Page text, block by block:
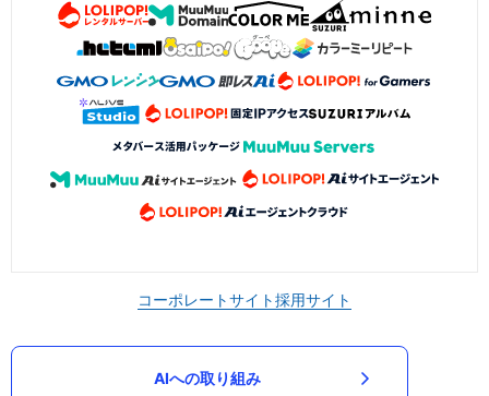
コーポレートサイト採用サイト
AIへの取り組み